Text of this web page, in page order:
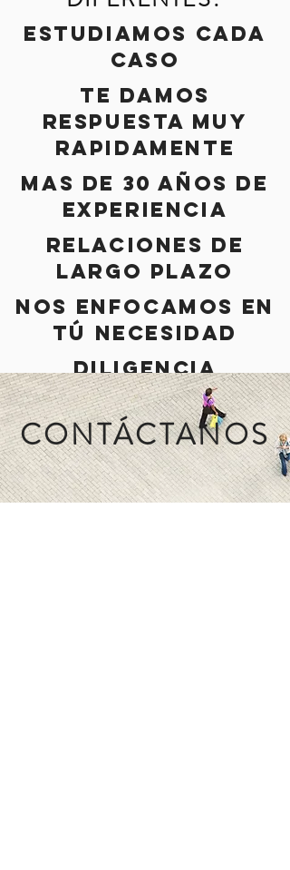
ESTUDIAMOS CADA
CASO
TE DAMOS
RESPUESTA MUY
RAPIDAMENTE
MAS DE 30 AÑOS DE
EXPERIENCIA
NOS ENFOCAMOS EN
TÚ NECESIDAD
DILIGENCIA
RELACIONES DE
LARGO PLAZO
CONTÁCTANOS